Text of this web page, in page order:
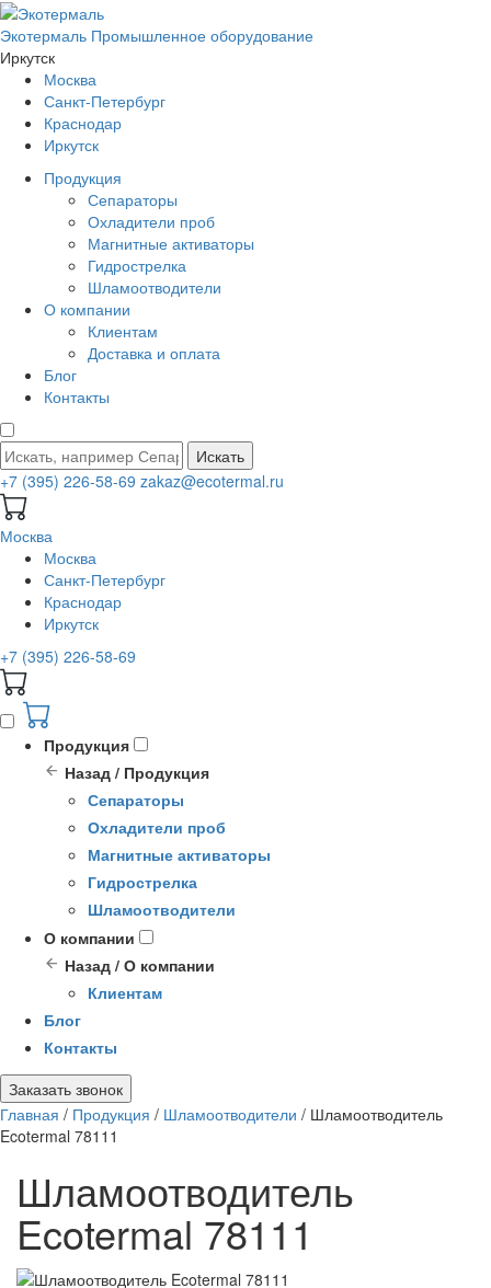
Экотермаль Промышленное оборудование
Иркутск
Москва
Санкт-Петербург
Краснодар
Иркутск
Продукция
Сепараторы
Охладители проб
Магнитные активаторы
Гидрострелка
Шламоотводители
О компании
Клиентам
Доставка и оплата
Блог
Контакты
Искать
+7 (395) 226-58-69 zakaz@ecotermal.ru
Москва
Москва
Санкт-Петербург
Краснодар
Иркутск
+7 (395) 226-58-69
Продукция
Назад / Продукция
Сепараторы
Охладители проб
Магнитные активаторы
Гидрострелка
Шламоотводители
О компании
Назад / О компании
Клиентам
Блог
Контакты
Заказать звонок
Главная / Продукция / Шламоотводители / Шламоотводитель
Ecotermal 78111
Шламоотводитель
Ecotermal 78111